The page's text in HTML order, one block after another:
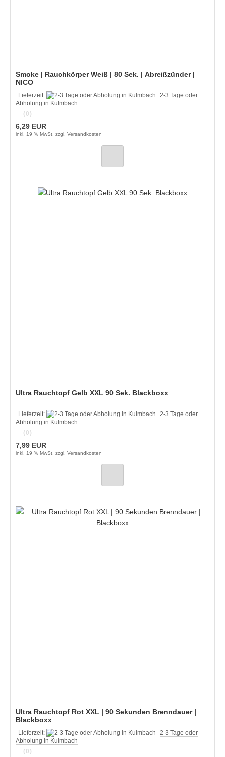
Smoke | Rauchkörper Weiß | 80 Sek. | Abreißzünder |
NICO
Lieferzeit:
2-3 Tage oder
Abholung in Kulmbach
(0)
6,29 EUR
inkl. 19 % MwSt. zzgl. Versandkosten
Ultra Rauchtopf Gelb XXL 90 Sek. Blackboxx
Lieferzeit:
2-3 Tage oder
Abholung in Kulmbach
(0)
7,99 EUR
inkl. 19 % MwSt. zzgl. Versandkosten
Ultra Rauchtopf Rot XXL | 90 Sekunden Brenndauer |
Blackboxx
Lieferzeit:
2-3 Tage oder
Abholung in Kulmbach
(0)